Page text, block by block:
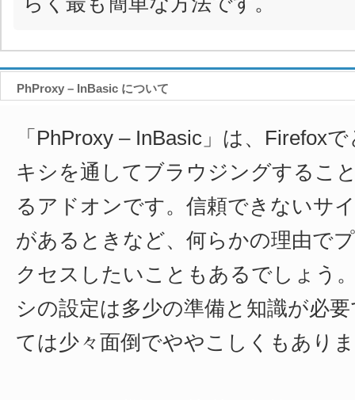
PhProxy – InBasic について
「PhProxy – InBasic」は、Firefox
キシを通してブラウジングするこ
るアドオンです。信頼できないサ
があるときなど、何らかの理由で
クセスしたいこともあるでしょう
シの設定は多少の準備と知識が必
ては少々面倒でややこしくもあり